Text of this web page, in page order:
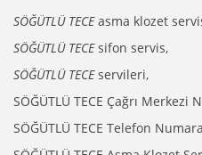
SÖĞÜTLÜ TECEasma klozet
SÖĞÜTLÜ TECEsifon servis,
SÖĞÜTLÜ TECEservileri,
SÖĞÜTLÜ TECE Çağrı Merkezi
SÖĞÜTLÜ TECE Telefon